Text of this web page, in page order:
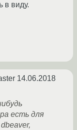
в виду.
14.06.2018
есть для